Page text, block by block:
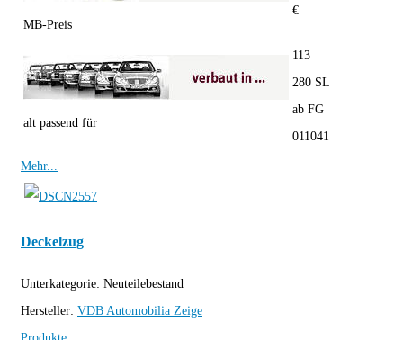
MB-Preis
€
alt passend für
113
280 SL
ab FG
011041
Mehr...
Deckelzug
Unterkategorie: Neuteilebestand
Hersteller: VDB Automobilia Zeige